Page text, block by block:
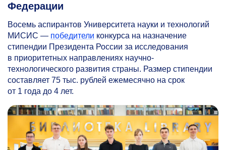
Федерации
Восемь аспирантов Университета науки и технологий
МИСИС — победители конкурса на назначение
стипендии Президента России за исследования
в приоритетных направлениях научно-
технологического развития страны. Размер стипендии
составляет 75 тыс. рублей ежемесячно на срок
от 1 года до 4 лет.